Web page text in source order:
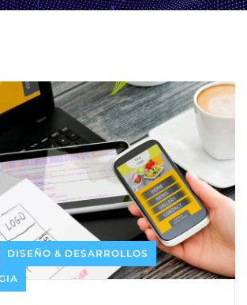
DISEÑO & DESARROLLOS